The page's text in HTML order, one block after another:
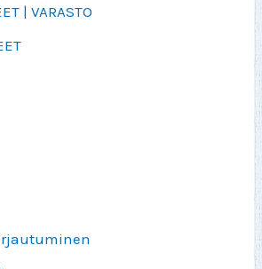
| VARASTO